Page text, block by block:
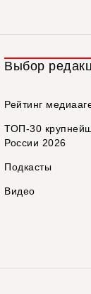
Выбор
Рейтинг
ТОП-30
России 2026
Подкасты
Видео